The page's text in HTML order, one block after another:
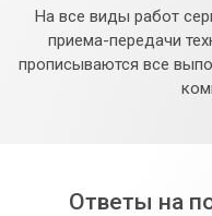
На все виды работ
приема-передачи
прописываются все
Ответы на